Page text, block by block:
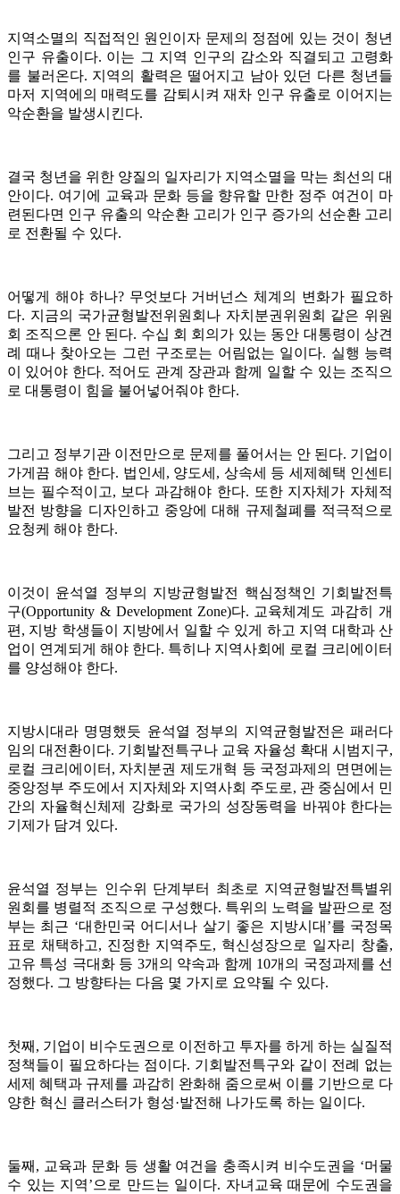
지역소멸의 직접적인 원인이자 문제의 정점에 있는 것이 청년
인구 유출이다. 이는 그 지역 인구의 감소와 직결되고 고령화
를 불러온다. 지역의 활력은 떨어지고 남아 있던 다른 청년들
마저 지역에의 매력도를 감퇴시켜 재차 인구 유출로 이어지는
악순환을 발생시킨다.
결국 청년을 위한 양질의 일자리가 지역소멸을 막는 최선의 대
안이다. 여기에 교육과 문화 등을 향유할 만한 정주 여건이 마
련된다면 인구 유출의 악순환 고리가 인구 증가의 선순환 고리
로 전환될 수 있다.
어떻게 해야 하나? 무엇보다 거버넌스 체계의 변화가 필요하
다. 지금의 국가균형발전위원회나 자치분권위원회 같은 위원
회 조직으론 안 된다. 수십 회 회의가 있는 동안 대통령이 상견
례 때나 찾아오는 그런 구조로는 어림없는 일이다. 실행 능력
이 있어야 한다. 적어도 관계 장관과 함께 일할 수 있는 조직으
로 대통령이 힘을 불어넣어줘야 한다.
그리고 정부기관 이전만으로 문제를 풀어서는 안 된다. 기업이
가게끔 해야 한다. 법인세, 양도세, 상속세 등 세제혜택 인센티
브는 필수적이고, 보다 과감해야 한다. 또한 지자체가 자체적
발전 방향을 디자인하고 중앙에 대해 규제철폐를 적극적으로
요청케 해야 한다.
이것이 윤석열 정부의 지방균형발전 핵심정책인 기회발전특
구(Opportunity & Development Zone)다. 교육체계도 과감히 개
편, 지방 학생들이 지방에서 일할 수 있게 하고 지역 대학과 산
업이 연계되게 해야 한다. 특히나 지역사회에 로컬 크리에이터
를 양성해야 한다.
지방시대라 명명했듯 윤석열 정부의 지역균형발전은 패러다
임의 대전환이다. 기회발전특구나 교육 자율성 확대 시범지구,
로컬 크리에이터, 자치분권 제도개혁 등 국정과제의 면면에는
중앙정부 주도에서 지자체와 지역사회 주도로, 관 중심에서 민
간의 자율혁신체제 강화로 국가의 성장동력을 바꿔야 한다는
기제가 담겨 있다.
윤석열 정부는 인수위 단계부터 최초로 지역균형발전특별위
원회를 병렬적 조직으로 구성했다. 특위의 노력을 발판으로 정
부는 최근 ‘대한민국 어디서나 살기 좋은 지방시대’를 국정목
표로 채택하고, 진정한 지역주도, 혁신성장으로 일자리 창출,
고유 특성 극대화 등 3개의 약속과 함께 10개의 국정과제를 선
정했다. 그 방향타는 다음 몇 가지로 요약될 수 있다.
첫째, 기업이 비수도권으로 이전하고 투자를 하게 하는 실질적
정책들이 필요하다는 점이다. 기회발전특구와 같이 전례 없는
세제 혜택과 규제를 과감히 완화해 줌으로써 이를 기반으로 다
양한 혁신 클러스터가 형성·발전해 나가도록 하는 일이다.
둘째, 교육과 문화 등 생활 여건을 충족시켜 비수도권을 ‘머물
수 있는 지역’으로 만드는 일이다. 자녀교육 때문에 수도권을